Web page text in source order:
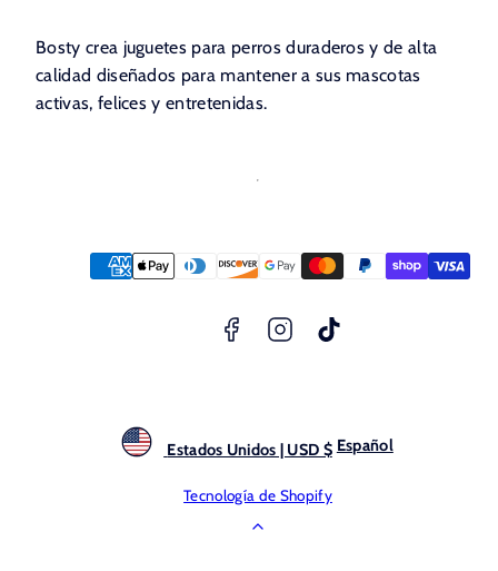
Bosty crea juguetes para perros duraderos y de alta
calidad diseñados para mantener a sus mascotas
activas, felices y entretenidas.
Métodos
pago
Facebook
Instagram
Estados Unidos | USD $ Español
Tecnología de Shopify